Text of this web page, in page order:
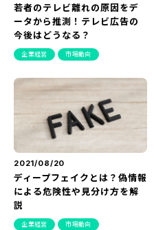
お問い合わせ
広告掲載に関するお問い合わせ
『SUNGROVE』について
利用規約
広告掲載に関する規約
特定商取引法に基づく表記
プライバシーポリシー
若者のテレビ離れの原因をデ
ータから推測！テレビ広告の
今後はどうなる？
企業経営 市場動向
2021/08/20
ディープフェイクとは？偽情報
による危険性や見分け方を解
説
企業経営 市場動向